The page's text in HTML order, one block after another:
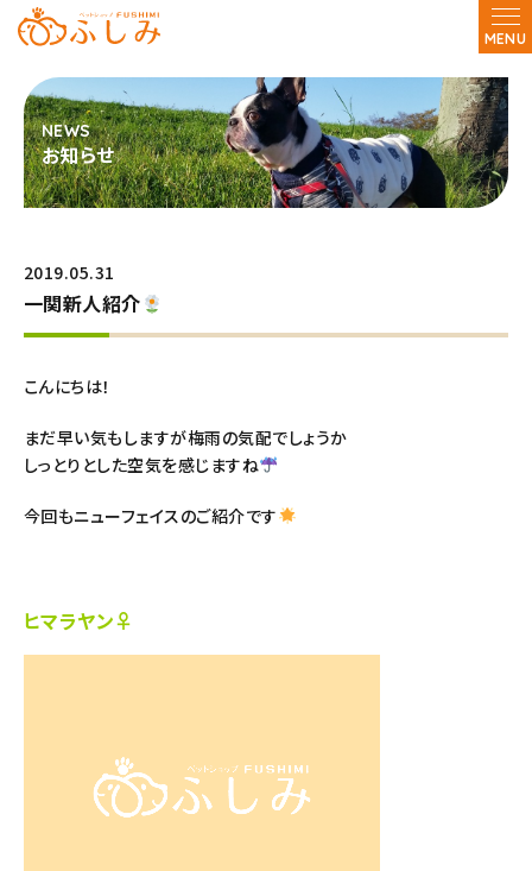
MENU
お知らせ
2019.05.31
一関新人紹介
こんにちは！
まだ早い気もしますが梅雨の気配でしょうか
しっとりとした空気を感じますね
今回もニューフェイスのご紹介です
ヒマラヤン♀